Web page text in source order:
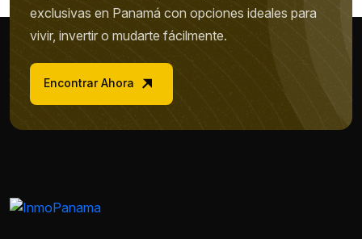
exclusivas en Panamá con opciones ideales para
vivir, invertir o mudarte fácilmente.
Encontrar Ahora